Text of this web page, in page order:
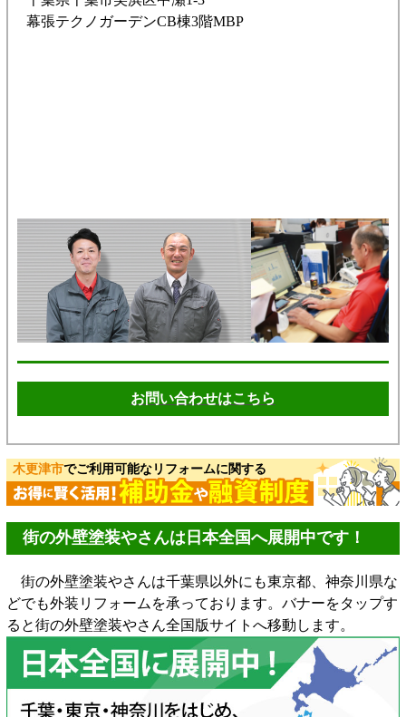
幕張テクノガーデンCB棟3階MBP
お問い合わせはこちら
木更津市でご利用可能なリフォームに関する
街の外壁塗装やさんは日本全国へ展開中です！
街の外壁塗装やさんは千葉県以外にも東京都、神奈川県な
どでも外装リフォームを承っております。バナーをタップす
ると街の外壁塗装やさん全国版サイトへ移動します。